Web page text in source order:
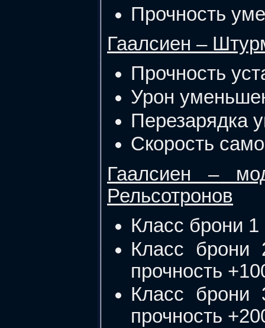
Прочность
Гаалсиен –
Прочность
Урон
Перезарядка
Скорость
Гаалсиен –
Рельсотронов
Класс брони
Класс
прочность
Класс
прочность